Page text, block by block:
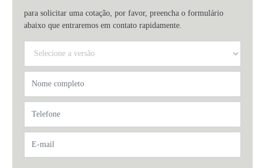
para solicitar uma cotação, por favor, preencha o formulário
abaixo que entraremos em contato rapidamente.